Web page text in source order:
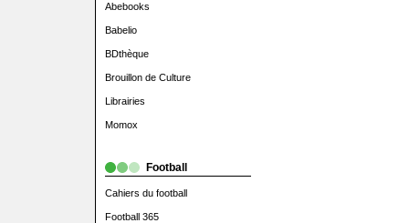
Abebooks
Babelio
BDthèque
Brouillon de Culture
Librairies
Momox
Football
Cahiers du football
Football 365